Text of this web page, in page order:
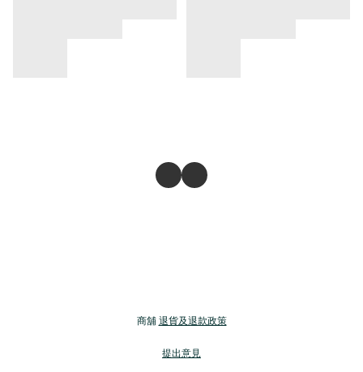
商舖 退貨及退款政策
提出意見